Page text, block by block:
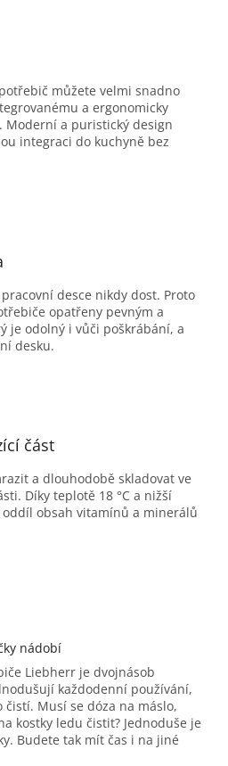
můžete velmi snadno
a ergonomicky
Moderní a puristický design
integraci do kuchyně bez
desce nikdy dost. Proto
opatřeny pevným a
je odolný i vůči poškrábání, a
desku.
část
a dlouhodobě skladovat ve
Díky teplotě 18 °C a nižší
obsah vitamínů a minerálů
nádobí
Liebherr je dvojnásob
každodenní používání,
Musí se dóza na máslo,
kostky ledu čistit? Jednoduše je
Budete tak mít čas i na jiné